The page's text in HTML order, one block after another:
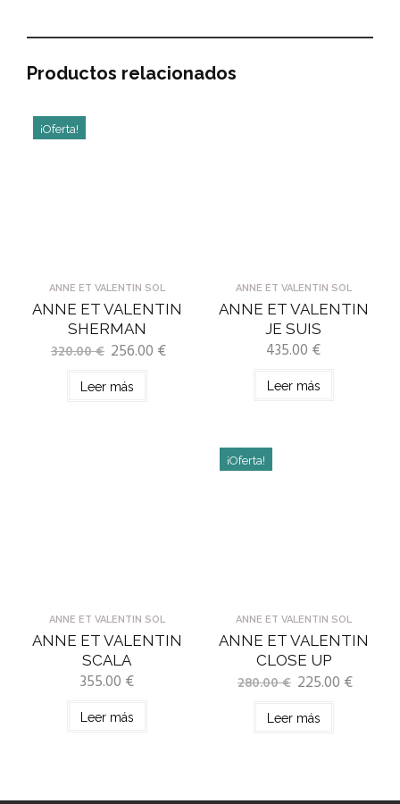
Productos relacionados
ANNE ET VALENTIN SOL
ANNE ET VALENTIN
SHERMAN
320.00€ 256.00 €
¡Oferta!
Leer más
ANNE ET VALENTIN SOL
ANNE ET VALENTIN
JE SUIS
435.00 €
Leer más
ANNE ET VALENTIN SOL
ANNE ET VALENTIN
SCALA
355.00 €
Leer más
ANNE ET VALENTIN SOL
ANNE ET VALENTIN
CLOSE UP
280.00€ 225.00 €
¡Oferta!
Leer más